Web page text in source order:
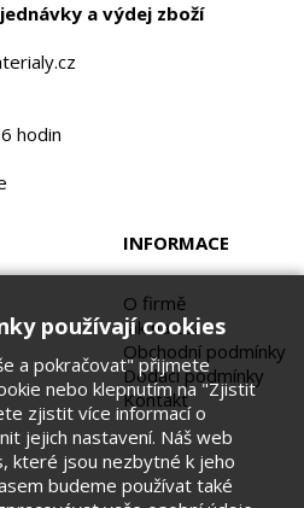
a výdej zboží
hodin
INFORMACE
O firmě
Jak na to?
Obchodní podmínky
Dodací podmínky
Kontakt
používají cookies
a pokračovat" přijmete
nebo klepnutím na "Zjistit
zjistit více informací o
jejich nastavení. Náš web
které jsou nezbytné k jeho
budeme používat také